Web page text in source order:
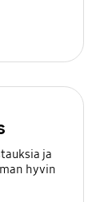
ja
hyvin